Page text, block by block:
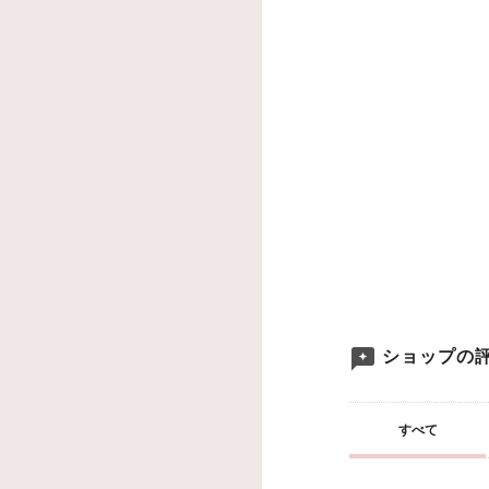
ショップの
すべて